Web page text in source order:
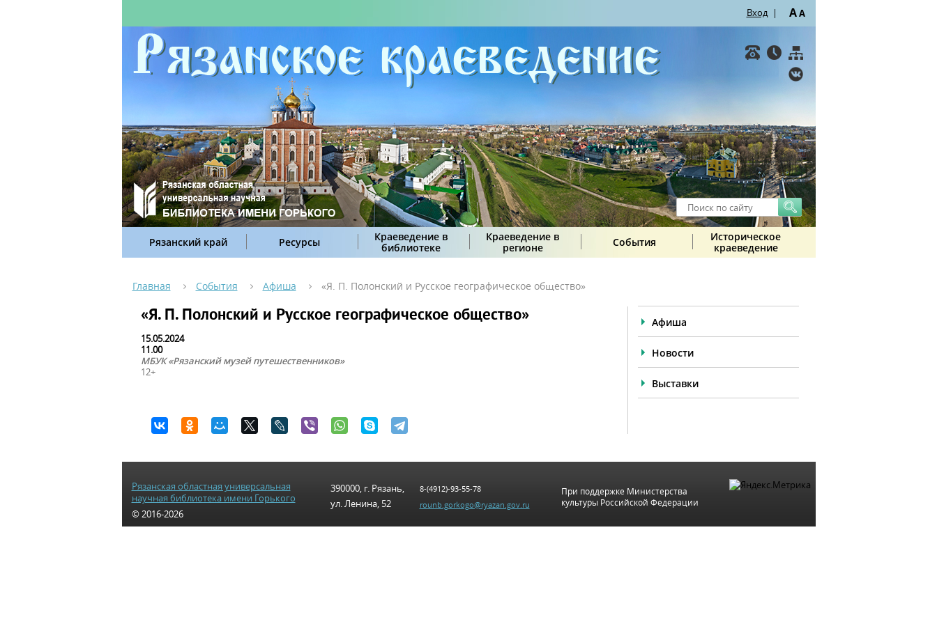
Вход | AA
Рязанский край Ресурсы
Краеведение в
библиотеке
Краеведение в
регионе
События
Историческое
краеведение
Главная События Афиша «Я. П. Полонский и Русское географическое общество»
«Я. П. Полонский и Русское географическое общество»
15.05.2024
11.00
МБУК «Рязанский музей путешественников»
12+
Афиша
Новости
Выставки
Рязанская областная универсальная
научная библиотека имени Горького
© 2016-2026
390000, г. Рязань,
ул. Ленина, 52
8-(4912)-93-55-78
rounb.gorkogo@ryazan.gov.ru
При поддержке Министерства
культуры Российской Федерации